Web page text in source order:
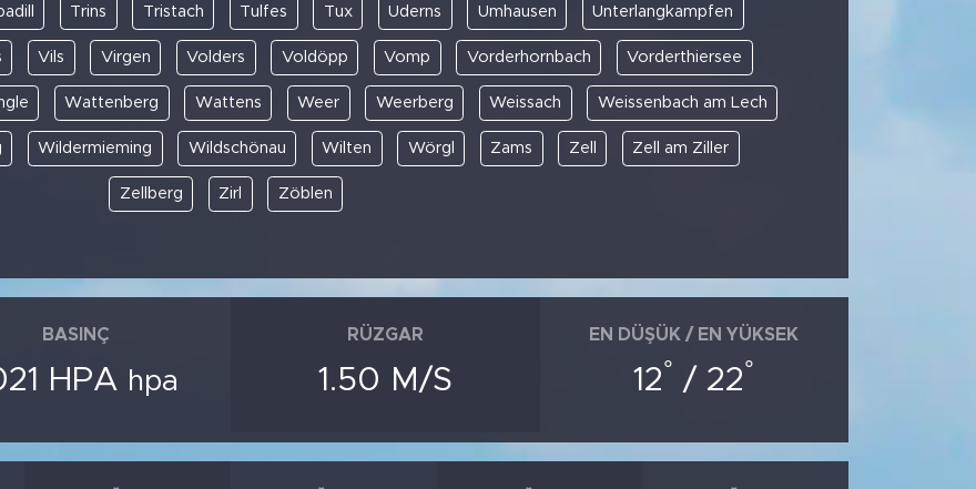
Trins Tristach Tulfes Tux Uderns Umhausen Unterlangkampfen
Vils Virgen Volders Voldöpp Vomp Vorderhornbach Vorderthiersee
Wattenberg Wattens Weer Weerberg Weissach Weissenbach am Lech
Wildermieming Wildschönau Wilten Wörgl Zams Zell Zell am Ziller
Zellberg Zirl Zöblen
BASINÇ
HPA hpa
RÜZGAR
1.50 M/S
EN DÜŞÜK / EN YÜKSEK
12° / 22°